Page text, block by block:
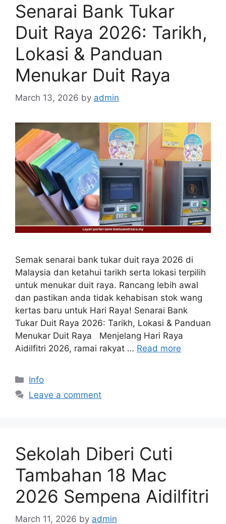
Senarai Bank Tukar
Duit Raya 2026: Tarikh,
Lokasi & Panduan
Menukar Duit Raya
March 13, 2026 by admin
Semak senarai bank tukar duit raya 2026 di
Malaysia dan ketahui tarikh serta lokasi terpilih
untuk menukar duit raya. Rancang lebih awal
dan pastikan anda tidak kehabisan stok wang
kertas baru untuk Hari Raya! Senarai Bank
Tukar Duit Raya 2026: Tarikh, Lokasi & Panduan
Menukar Duit Raya Menjelang Hari Raya
Aidilfitri 2026, ramai rakyat … Read more
Categories
Info
Leave a comment
Sekolah Diberi Cuti
Tambahan 18 Mac
2026 Sempena Aidilfitri
March 11, 2026 by admin